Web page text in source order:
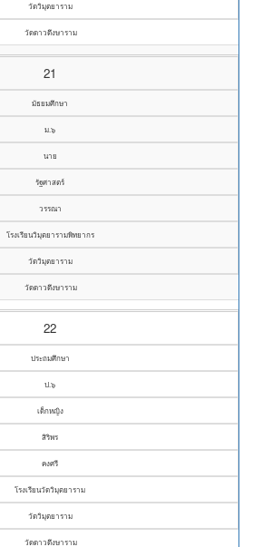
วัดวิมุตยาราม
วัดดาวดึงษาราม
21
มัธยมศึกษา
ม.๖
นาย
รัฐศาสตร์
วรรณา
โรงเรียนวิมุตยารามพิทยากร
วัดวิมุตยาราม
วัดดาวดึงษาราม
22
ประถมศึกษา
ป.๖
เด็กหญิง
สิริพร
คงศรี
โรงเรียนวัดวิมุตยาราม
วัดวิมุตยาราม
วัดดาวดึงษาราม